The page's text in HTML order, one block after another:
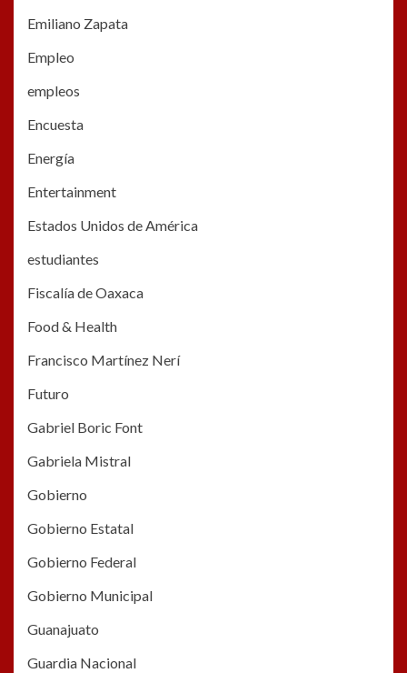
Emiliano Zapata
Empleo
empleos
Encuesta
Energía
Entertainment
Estados Unidos de América
estudiantes
Fiscalía de Oaxaca
Food & Health
Francisco Martínez Nerí
Futuro
Gabriel Boric Font
Gabriela Mistral
Gobierno
Gobierno Estatal
Gobierno Federal
Gobierno Municipal
Guanajuato
Guardia Nacional